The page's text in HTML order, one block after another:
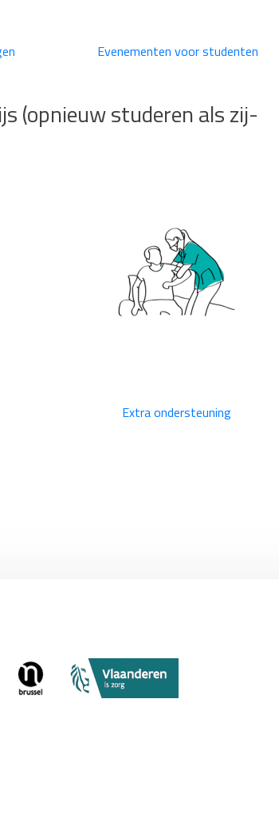
Evenementen voor studenten
(opnieuw studeren als zij-
Extra ondersteuning